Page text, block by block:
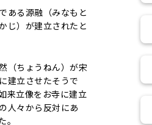
ある源融（みなもと
じ）が建立されたと
（ちょうねん）が宋
建立させたそうで
来立像をお寺に建立
人々から反対にあ